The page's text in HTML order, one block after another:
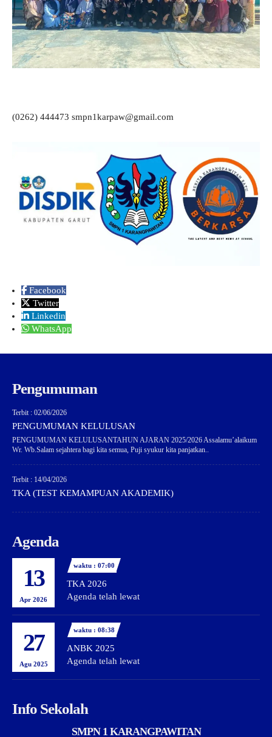
(0262) 444473 smpn1karpaw@gmail.com
Facebook
Twitter
Linkedin
WhatsApp
Pengumuman
Terbit : 02/06/2026
PENGUMUMAN KELULUSAN
PENGUMUMAN KELULUSANTAHUN AJARAN 2025/2026 Assalamu’alaikum
Wr. Wb.Salam sejahtera bagi kita semua, Puji syukur kita panjatkan..
Terbit : 14/04/2026
TKA (TEST KEMAMPUAN AKADEMIK)
Agenda
13
Apr 2026
waktu : 07:00
TKA 2026
Agenda telah lewat
27
Agu 2025
waktu : 08:38
ANBK 2025
Agenda telah lewat
Info Sekolah
SMPN 1 KARANGPAWITAN